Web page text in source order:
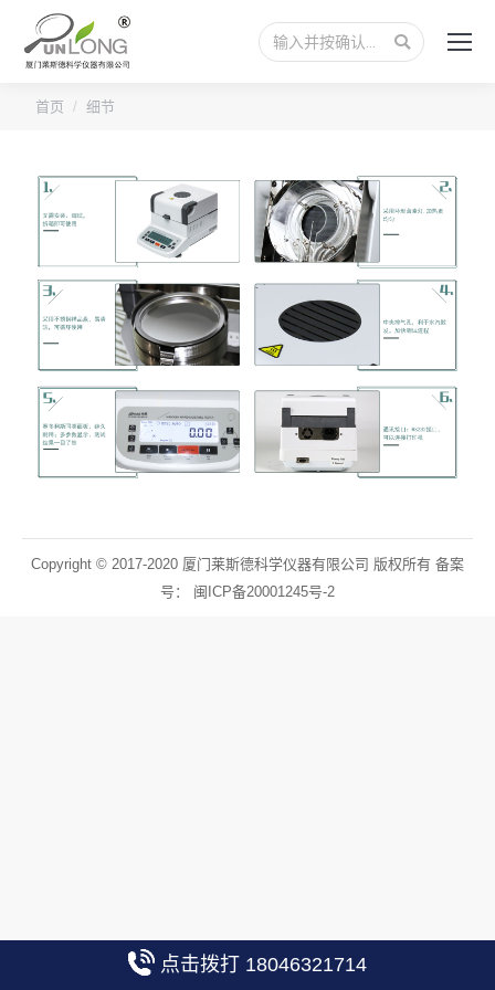
搜
索：
您的位置：
首页 细节
Copyright © 2017-2020 厦门莱斯德科学仪器有限公司 版权所有 备案
号： 闽ICP备20001245号-2
点击拨打 18046321714